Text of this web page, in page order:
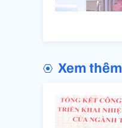
Xem thêm